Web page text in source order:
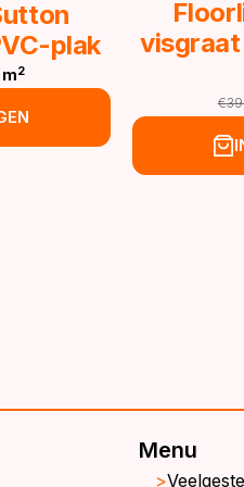
plak
2
€
Menu